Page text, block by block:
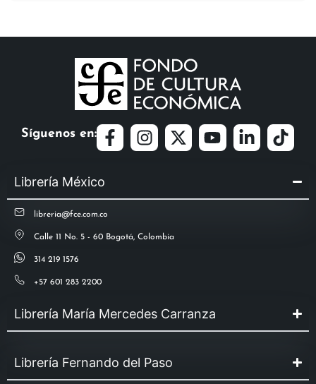
Síguenos en:
Librería México
libreria@fce.com.co
Calle 11 No. 5 - 60 Bogotá, Colombia
314 219 1576
+57 601 283 2200
Librería María Mercedes Carranza
Librería Fernando del Paso